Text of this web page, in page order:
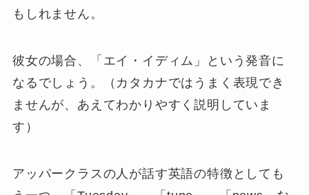
もしれません。
彼女の場合、「エイ・イディム」という発音に
なるでしょう。（カタカナではうまく表現でき
ませんが、あえてわかりやすく説明していま
す）
アッパークラスの人が話す英語の特徴としても